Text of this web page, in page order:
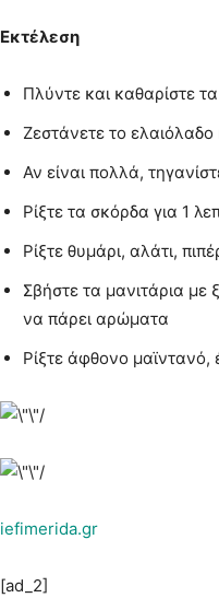
Εκτέλεση
Πλύντε και καθαρίστε
Ζεστάνετε το ελαιόλαδο
Αν είναι πολλά,
Ρίξτε τα σκόρδα για 1
Ρίξτε θυμάρι, αλάτι,
Σβήστε τα μανιτάρια με
να πάρει αρώματα
Ρίξτε άφθονο μαϊντανό,
iefimerida.gr
[ad_2]